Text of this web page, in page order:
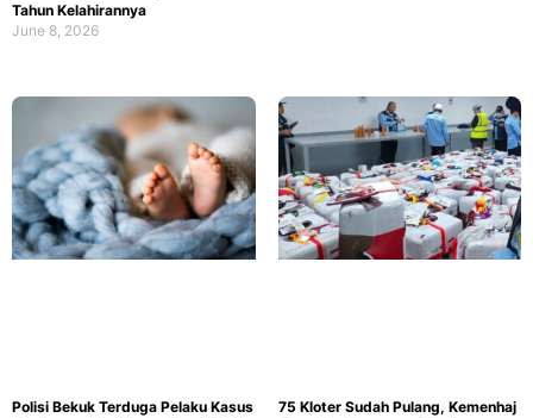
Tahun Kelahirannya
June 8, 2026
Polisi Bekuk Terduga Pelaku Kasus
75 Kloter Sudah Pulang, Kemenhaj